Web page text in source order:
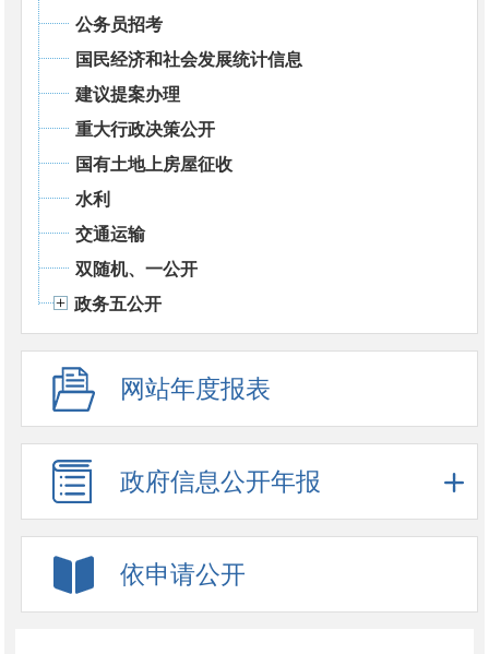
公务员招考
国民经济和社会发展统计信息
建议提案办理
重大行政决策公开
国有土地上房屋征收
水利
交通运输
双随机、一公开
政务五公开
网站年度报表
政府信息公开年报
依申请公开